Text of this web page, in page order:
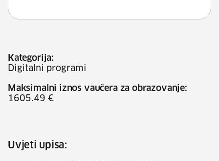
Kategorija:
Digitalni programi
Maksimalni iznos vaučera za obrazovanje:
1605.49 €
Uvjeti upisa: